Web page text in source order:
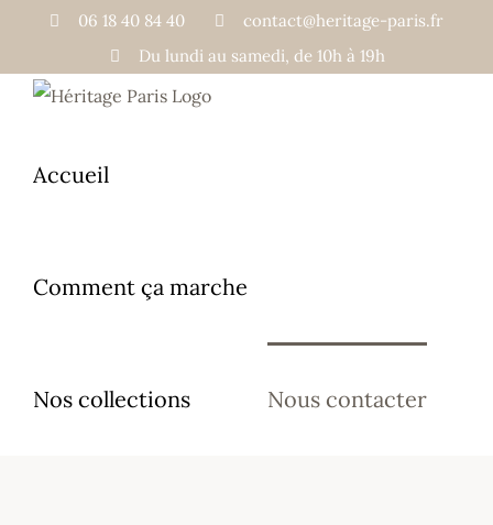
Passer
contenu
06 18 40 84 40
contact@heritage-paris.fr
Du lundi au samedi, de 10h à 19h
Accueil
Comment ça marche
Nos collections Nous contacter